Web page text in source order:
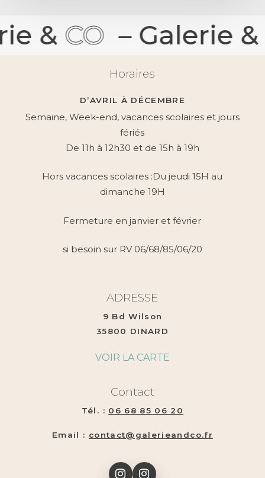
& CO – Galerie &
Horaires
D’AVRIL À DÉCEMBRE
Semaine, Week-end, vacances scolaires et jours
fériés
De 11h à 12h30 et de 15h à 19h
Hors vacances scolaires :Du jeudi 15H au
dimanche 19H
Fermeture en janvier et février
si besoin sur RV 06/68/85/06/20
ADRESSE
9 Bd Wilson
35800 DINARD
VOIR LA CARTE
Contact
Tél. : 06 68 85 06 20
Email : contact@galerieandco.fr